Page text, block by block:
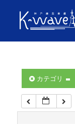
カテゴリ
04:00
06:00
07:00